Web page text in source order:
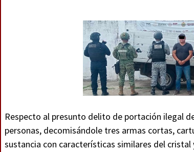
Respecto al presunto delito de portación ilegal
personas, decomisándole tres armas cortas,
sustancia con características similares del